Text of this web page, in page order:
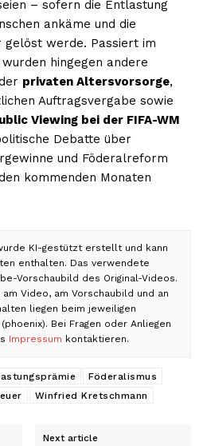
– sofern die Entlastung
ankäme und die
gelöst werde. Passiert im
hingegen andere
privaten Altersvorsorge,
Auftragsvergabe sowie
Viewing bei der FIFA-WM
Debatte über
und Föderalreform
kommenden Monaten
KI-gestützt erstellt und kann
enthalten. Das verwendete
Vorschaubild des Original-Videos.
Video, am Vorschaubild und an
liegen beim jeweiligen
Bei Fragen oder Anliegen
Impressum kontaktieren.
Föderalismus
Winfried Kretschmann
Next article